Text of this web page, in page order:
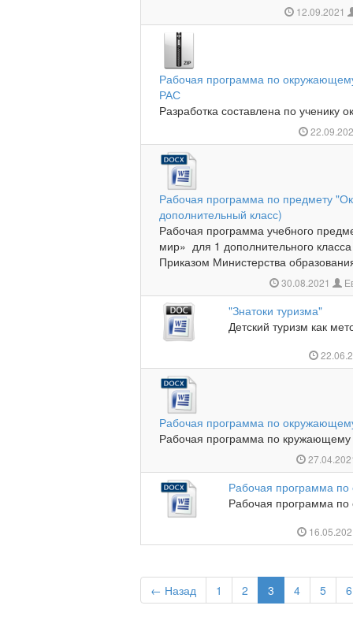
12.09.2021
Рабочая программа по
РАС
Разработка составлена по
Рабочая программа по предмету
дополнительный класс)
Рабочая программа учебного
мир» для 1 дополнительного
Приказом Министерства
30.08.2021
"Знатоки туризма"
Детский туризм как
Рабочая программа по
Рабочая программа по
Рабочая программа
Рабочая программа
← Назад 1 2 3 4 5 6